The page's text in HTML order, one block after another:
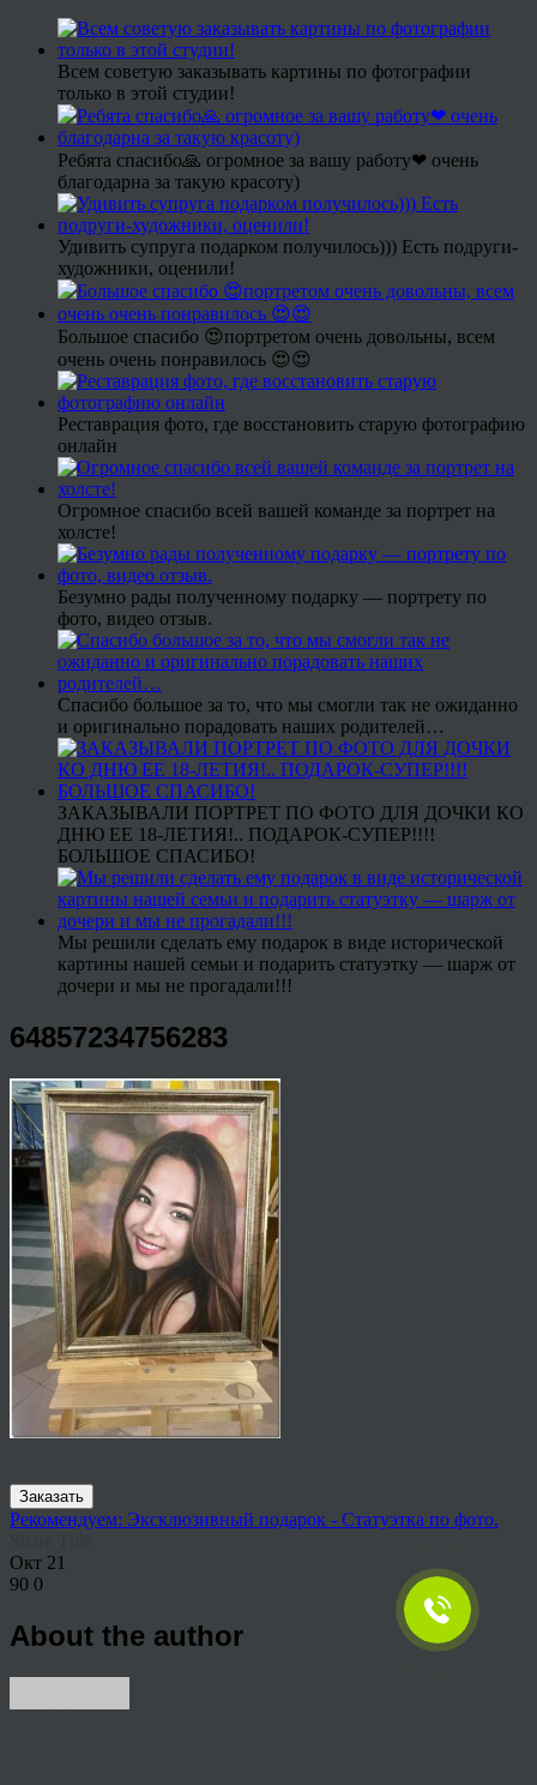
Всем советую заказывать картины по фотографии
только в этой студии!
Ребята спасибо🙏 огромное за вашу работу❤ очень
благодарна за такую красоту)
Удивить супруга подарком получилось))) Есть подруги-
художники, оценили!
Большое спасибо 😍портретом очень довольны, всем
очень очень понравилось 😍😍
Реставрация фото, где восстановить старую фотографию
онлайн
Огромное спасибо всей вашей команде за портрет на
холсте!
Безумно рады полученному подарку — портрету по
фото, видео отзыв.
Спасибо большое за то, что мы смогли так не ожиданно
и оригинально порадовать наших родителей…
ЗАКАЗЫВАЛИ ПОРТРЕТ ПО ФОТО ДЛЯ ДОЧКИ КО
ДНЮ ЕЕ 18-ЛЕТИЯ!.. ПОДАРОК-СУПЕР!!!!
БОЛЬШОЕ СПАСИБО!
Мы решили сделать ему подарок в виде исторической
картины нашей семьи и подарить статуэтку — шарж от
дочери и мы не прогадали!!!
64857234756283
Заказать
Рекомендуем: Эксклюзивный подарок - Статуэтка по фото.
Окт 21
90 0
About the author